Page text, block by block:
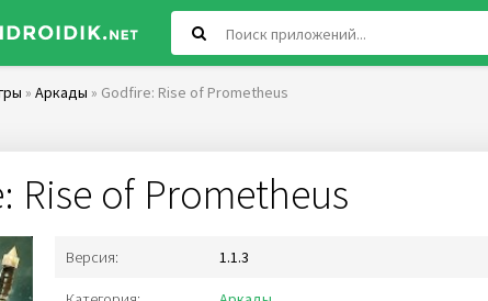
» Аркады » Godfire: Rise of Prometheus
Rise of Prometheus
Версия: 1.1.3